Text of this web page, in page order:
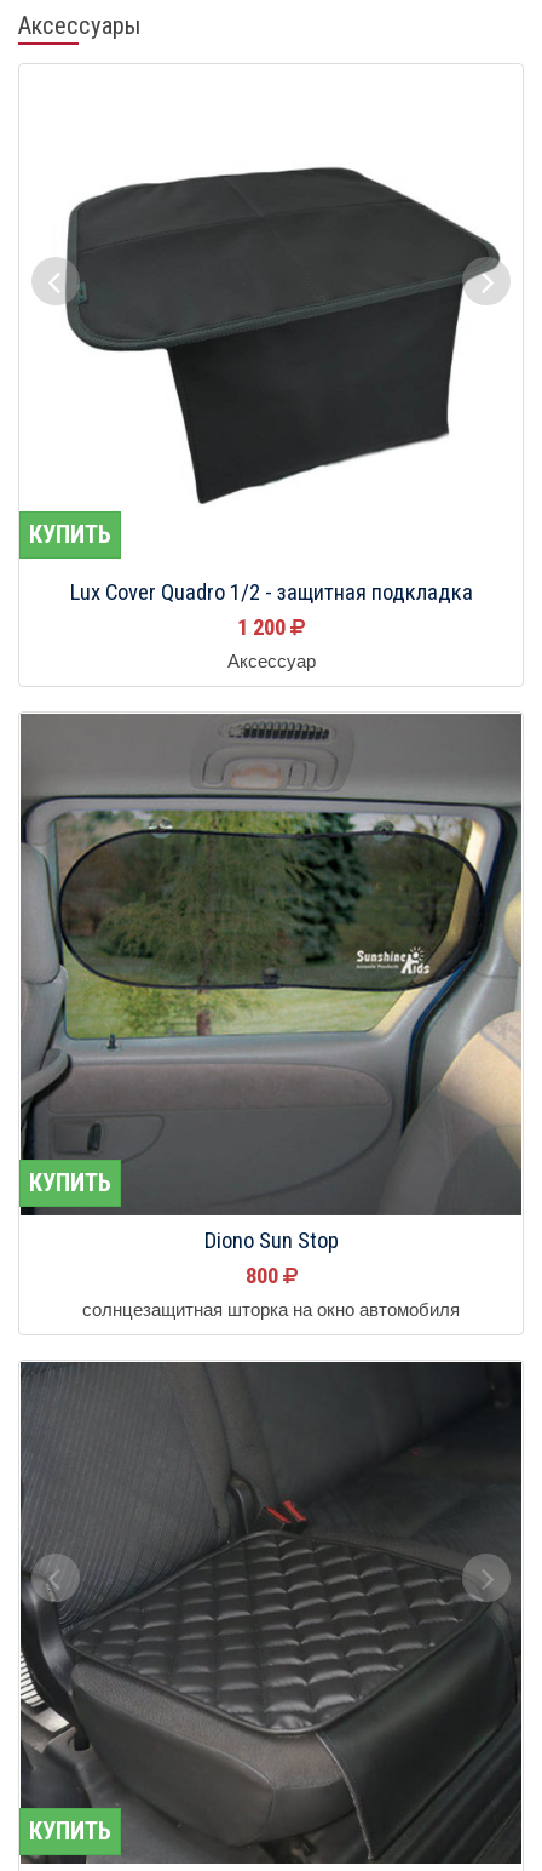
Аксессуары
КУПИТЬ
Lux Cover Quadro 1/2 - защитная подкладка
1 200
Аксессуар
КУПИТЬ
Diono Sun Stop
800
солнцезащитная шторка на окно автомобиля
КУПИТЬ